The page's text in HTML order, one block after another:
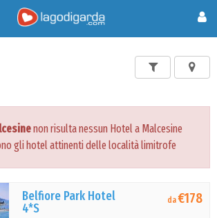
non risulta nessun Hotel a Malcesine
gli hotel attinenti delle località limitrofe
Belfiore Park Hotel
4*S
da€178